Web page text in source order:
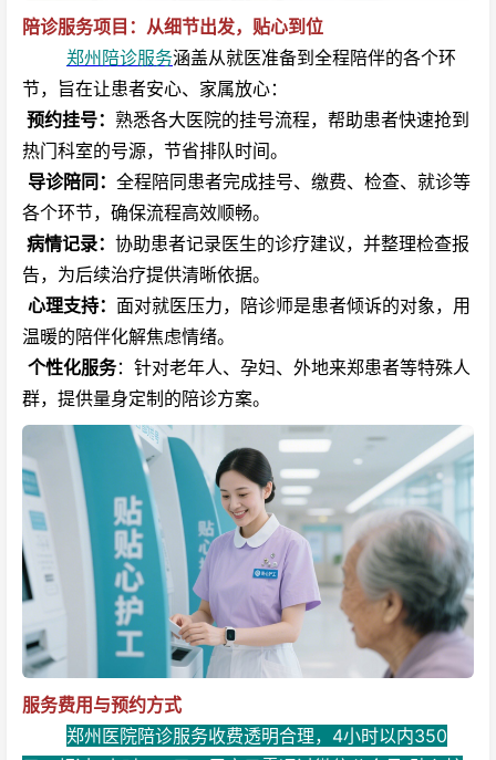
陪诊服务项目：从细节出发，贴心到位
郑州陪诊服务涵盖从就医准备到全程陪伴的各个环
节，旨在让患者安心、家属放心：
预约挂号： 熟悉各大医院的挂号流程，帮助患者快速抢到
热门科室的号源，节省排队时间。
导诊陪同： 全程陪同患者完成挂号、缴费、检查、就诊等
各个环节，确保流程高效顺畅。
病情记录： 协助患者记录医生的诊疗建议，并整理检查报
告，为后续治疗提供清晰依据。
心理支持： 面对就医压力，陪诊师是患者倾诉的对象，用
温暖的陪伴化解焦虑情绪。
个性化服务：针对老年人、孕妇、外地来郑患者等特殊人
群，提供量身定制的陪诊方案。
服务费用与预约方式
郑州医院陪诊服务收费透明合理，4小时以内350